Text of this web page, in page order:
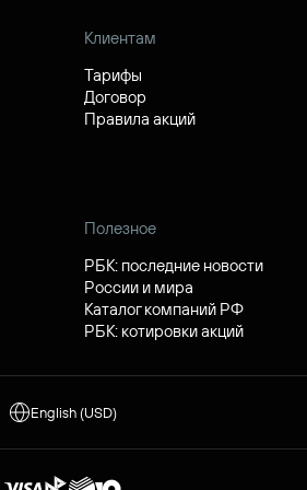
Клиентам
Тарифы
Договор
Правила акций
Полезное
РБК: последние новости
России и мира
Каталог компаний РФ
РБК: котировки акций
English (USD)